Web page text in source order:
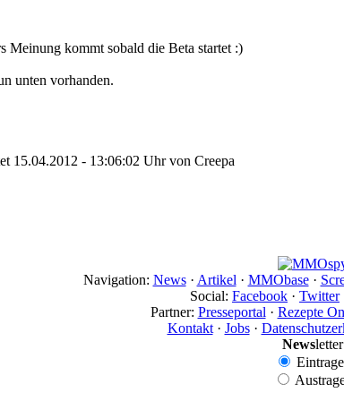
Meinung kommt sobald die Beta startet :)
unten vorhanden.
15.04.2012 - 13:06:02 Uhr von Creepa
Navigation: News· Artikel · MMObase·
Social: Facebook · Twitter
Partner: Presseportal · Rezepte
Kontakt· Jobs·
Newsletter